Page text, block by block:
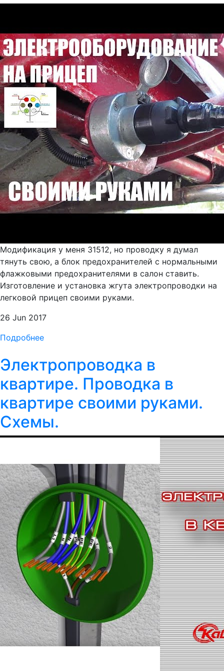
Модификация у меня 31512, но проводку я думал
тянуть свою, а блок предохранителей с нормальными
флажковыми предохранителями в салон ставить.
Изготовление и установка жгута электропроводки на
легковой прицеп своими руками.
26 Jun 2017
Подробнее
Электропроводка в
квартире. Проводка в
квартире своими руками.
Схемы.